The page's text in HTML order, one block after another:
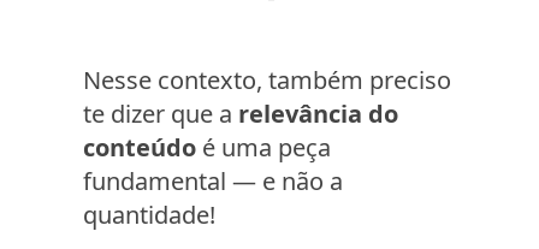
Nesse contexto, também preciso
te dizer que a relevância do
conteúdo é uma peça
fundamental — e não a
quantidade!